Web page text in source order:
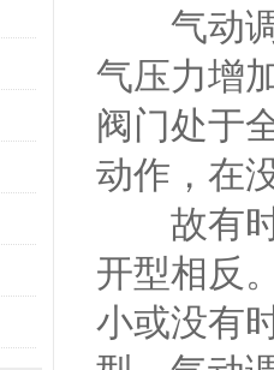
气动调
气压力增
阀门处于
动作，在
故有时
开型相反
小或没有